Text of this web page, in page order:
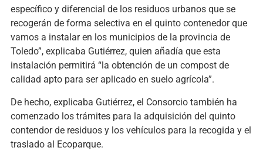
específico y diferencial de los residuos urbanos que se
recogerán de forma selectiva en el quinto contenedor que
vamos a instalar en los municipios de la provincia de
Toledo”, explicaba Gutiérrez, quien añadía que esta
instalación permitirá “la obtención de un compost de
calidad apto para ser aplicado en suelo agrícola”.
De hecho, explicaba Gutiérrez, el Consorcio también ha
comenzado los trámites para la adquisición del quinto
contendor de residuos y los vehículos para la recogida y el
traslado al Ecoparque.